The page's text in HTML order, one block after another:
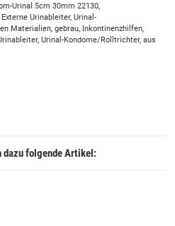
Urinal 5cm 30mm 22130,
Urinableiter, Urinal-
Materialien, gebrau, Inkontinenzhilfen,
Urinal-Kondome/Rolltrichter, aus
dazu folgende Artikel: